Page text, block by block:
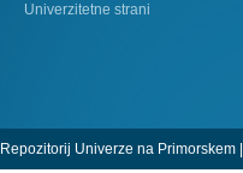
Univerzitetne strani
Repozitorij Univerze na Primorskem |